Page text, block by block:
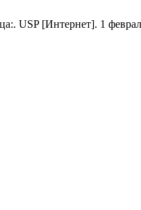
USP [Интернет]. 1